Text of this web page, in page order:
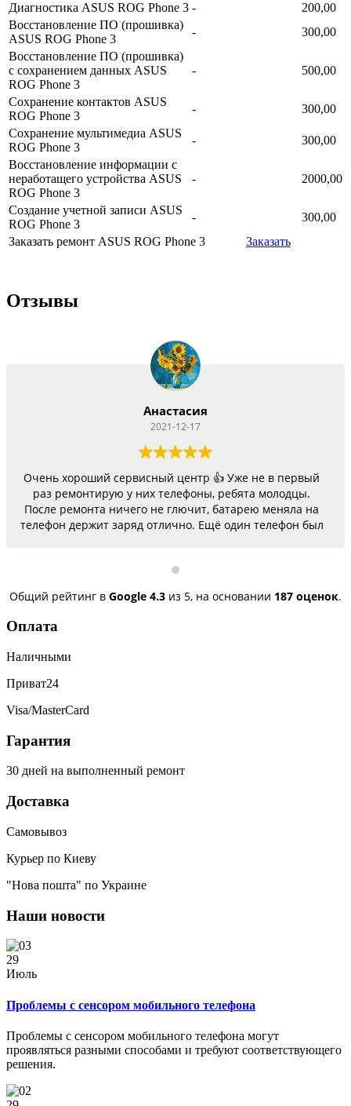
Диагностика ASUS ROG Phone 3 -
200,00
Восстановление ПО (прошивка)
ASUS ROG Phone 3
-
300,00
Восстановление ПО (прошивка)
с сохранением данных ASUS
ROG Phone 3
- 500,00
Сохранение контактов ASUS
ROG Phone 3
-
300,00
Сохранение мультимедиа ASUS
ROG Phone 3
-
300,00
Восстановление информации с
неработащего устройства ASUS
ROG Phone 3
- 2000,00
Создание учетной записи ASUS
ROG Phone 3
-
300,00
Заказать ремонт ASUS ROG Phone 3
Заказать
Отзывы
Анастасия
2021-12-17
Очень хороший сервисный центр 👍 Уже не в первый
раз ремонтирую у них телефоны, ребята молодцы.
После ремонта ничего не глючит, батарею меняла на
телефон держит заряд отлично. Ещё один телефон был
сегодня получила телефон, всё исправили, заряд
Общий рейтинг в Google 4.3 из 5, на основании 187 оценок.
Оплата
Наличными
Приват24
Visa/MasterCard
Гарантия
30 дней на выполненный ремонт
Доставка
Самовывоз
Курьер по Киеву
"Нова пошта" по Украине
Наши новости
29
Июль
Проблемы с сенсором мобильного телефона
Проблемы с сенсором мобильного телефона могут
проявляться разными способами и требуют соответствующего
решения.